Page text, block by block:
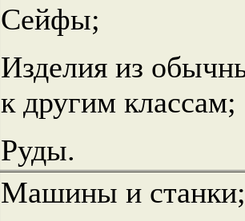
Сейфы;
Изделия из
к другим классам;
Руды.
Машины и станки;